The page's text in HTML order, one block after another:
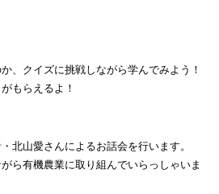
、クイズに挑戦しながら学んでみよう！
もらえるよ！
北山愛さんによるお話会を行います。
ら有機農業に取り組んでいらっしゃいま